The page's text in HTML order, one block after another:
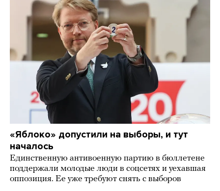
«Яблоко» допустили на выборы, и тут
началось
Единственную антивоенную партию в бюллетене
поддержали молодые люди в соцсетях и уехавшая
оппозиция. Ее уже требуют снять с выборов